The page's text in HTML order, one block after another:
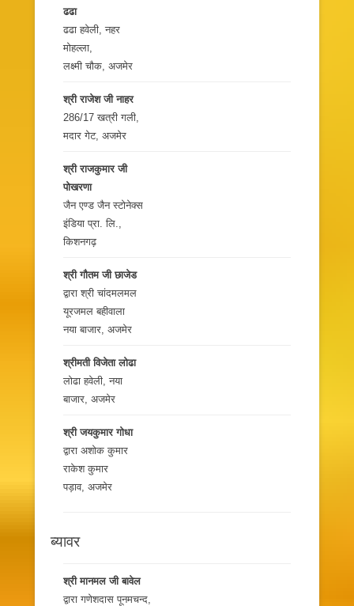
ढढा
ढढा हवेली, नहर
मोहल्ला,
लक्ष्मी चौक, अजमेर
श्री राजेश जी नाहर
286/17 खत्री गली,
मदार गेट, अजमेर
श्री राजकुमार जी
पोखरणा
जैन एण्ड जैन स्टोनेक्स
इंडिया प्रा. लि.,
किशनगढ़
श्री गौतम जी छाजेड
द्वारा श्री चांदमलमल
यूरजमल बहीवाला
नया बाजार, अजमेर
श्रीमती विजेता लोढा
लोढा हवेली, नया
बाजार, अजमेर
श्री जयकुमार गोधा
द्वारा अशोक कुमार
राकेश कुमार
पड़ाव, अजमेर
ब्यावर
श्री मानमल जी बावेल
द्वारा गणेशदास पूनमचन्द,